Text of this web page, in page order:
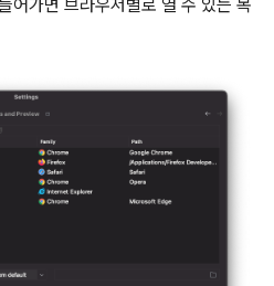
가면 브라우저별로 열 수 있는 목